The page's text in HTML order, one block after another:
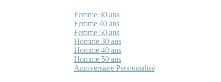
Femme 30 ans
Femme 40 ans
Femme 50 ans
Homme 30 ans
Homme 40 ans
Homme 50 ans
Anniversaire Personnalisé